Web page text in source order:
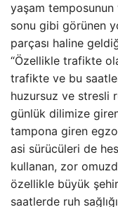
yaşam temposunun
sonu gibi görünen
parçası haline
“Özellikle trafikte
trafikte ve bu
huzursuz ve stresli
günlük dilimize
tampona giren
asi sürücüleri de
kullanan, zor
özellikle büyük
saatlerde ruh